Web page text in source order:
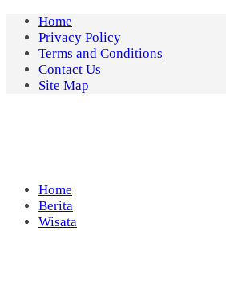
Skip
content
Home
Privacy Policy
Terms and Conditions
Contact Us
Site Map
Home
Berita
Wisata